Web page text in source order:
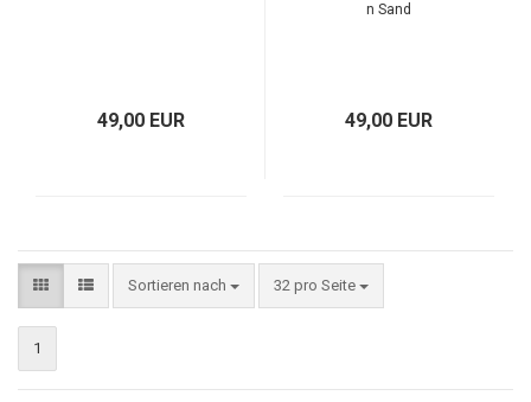
49,00 EUR
n Sand
49,00 EUR
Sortieren nach 32 pro Seite
1